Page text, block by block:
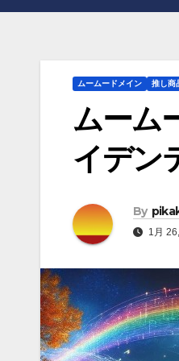
ムームードメイン 推し商
ムーム
イデン
By
1月